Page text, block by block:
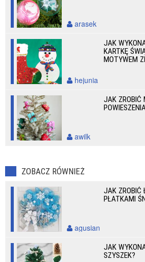
arasek
JAK
KARTKĘ
MOTYWEM
hejunia
JAK ZROBIĆ
awilk
ZOBACZ RÓWNIEŻ
JAK ZROBIĆ
PŁATKAMI
agusian
JAK
SZYSZEK?